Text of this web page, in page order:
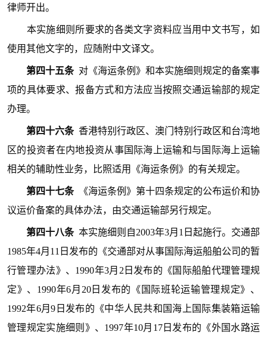
律师开出。
本实施细则所要求的各类文字资料应当用中文书写，如
使用其他文字的，应随附中文译文。
第四十五条 对《海运条例》和本实施细则规定的备案事
项的具体要求、报备方式和方法应当按照交通运输部的规定
办理。
第四十六条 香港特别行政区、澳门特别行政区和台湾地
区的投资者在内地投资从事国际海上运输和与国际海上运输
相关的辅助性业务，比照适用《海运条例》的有关规定。
第四十七条
《海运条例》第十四条规定的公布运价和协
议运价备案的具体办法，由交通运输部另行规定。
第四十八条 本实施细则自2003年3月1日起施行。交通部
1985年4月11日发布的《交通部对从事国际海运船舶公司的暂
行管理办法》、1990年3月2日发布的《国际船舶代理管理规
定》、1990年6月20日发布的《国际班轮运输管理规定》、
1992年6月9日发布的《中华人民共和国海上国际集装箱运输
管理规定实施细则》、1997年10月17日发布的《外国水路运